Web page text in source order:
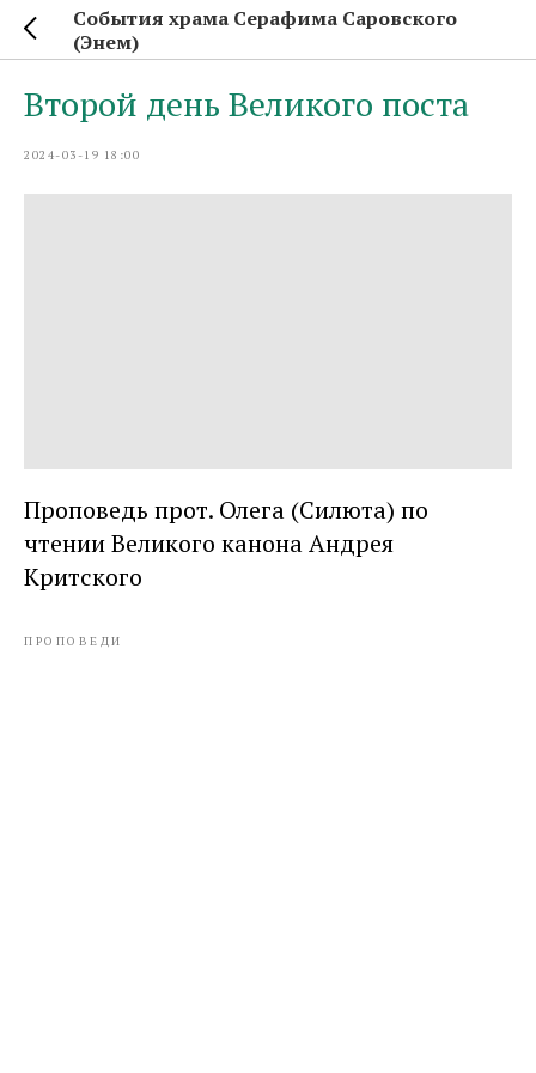
События храма Серафима Саровского
(Энем)
Второй день Великого поста
2024-03-19 18:00
Проповедь прот. Олега (Силюта) по
чтении Великого канона Андрея
Критского
ПРОПОВЕДИ